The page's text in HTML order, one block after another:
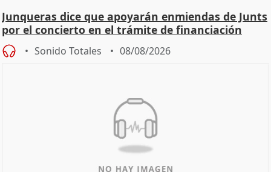
Junqueras dice que apoyarán enmiendas de Junts
por el concierto en el trámite de financiación
Sonido Totales 08/08/2026